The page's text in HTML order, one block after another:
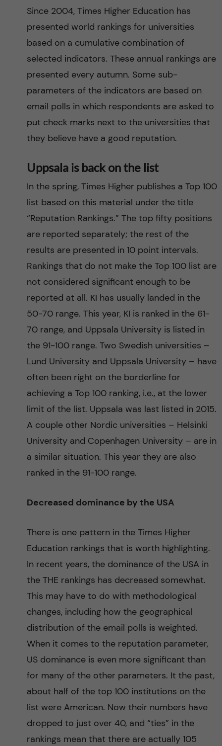
Since 2004, Times Higher Education has
presented world rankings for universities
based on a cumulative combination of
selected indicators. These annual rankings are
presented every autumn. Some sub-
parameters of the indicators are based on
email polls in which respondents are asked to
put check marks next to the universities that
they believe have a good reputation.
Uppsala is back on the list
In the spring, Times Higher publishes a Top 100
list based on this material under the title
“Reputation Rankings.” The top fifty positions
are reported separately; the rest of the
results are presented in 10 point intervals.
Rankings that do not make the Top 100 list are
not considered significant enough to be
reported at all. KI has usually landed in the
50-70 range. This year, KI is ranked in the 61-
70 range, and Uppsala University is listed in
the 91-100 range. Two Swedish universities –
Lund University and Uppsala University – have
often been right on the borderline for
achieving a Top 100 ranking, i.e., at the lower
limit of the list. Uppsala was last listed in 2015.
A couple other Nordic universities – Helsinki
University and Copenhagen University – are in
a similar situation. This year they are also
ranked in the 91-100 range.
Decreased dominance by the USA
There is one pattern in the Times Higher
Education rankings that is worth highlighting.
In recent years, the dominance of the USA in
the THE rankings has decreased somewhat.
This may have to do with methodological
changes, including how the geographical
distribution of the email polls is weighted.
When it comes to the reputation parameter,
US dominance is even more significant than
for many of the other parameters. It the past,
about half of the top 100 institutions on the
list were American. Now their numbers have
dropped to just over 40, and “ties” in the
rankings mean that there are actually 105